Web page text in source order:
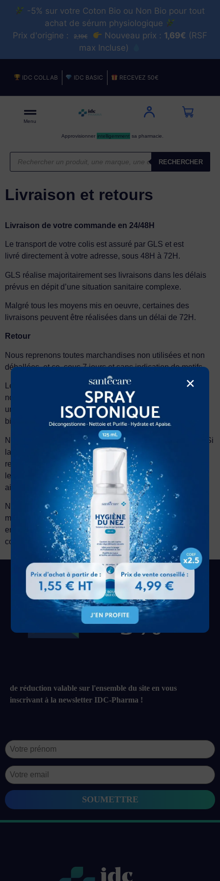
×
-5% sur votre Coton Bio ou Non Bio pour tout
achat de sérum physiologique
Prix d'origine :
2,19€ Nouveau prix : 1,69€ (RSF
max Incluse)
IDC COLLAB IDC BASIC RECEVEZ 50€
Menu
Approvisionner intelligemment sa pharmacie.
RECHERCHER
Livraison et retours
Livraison de votre commande en 24/48H
Le transport de votre colis est assuré par GLS et est
livré directement à votre adresse, sous 48H à 72H.
GLS réalise majoritairement ses livraisons dans les délais
prévus en dépit d’une situation sanitaire complexe.
Malgré tous les moyens mis en oeuvre, certaines des
livraisons peuvent être réalisées dans un délai de 72H.
Retour
Nous reprenons toutes marchandises non utilisées et non
déballées, et ce, sous 7 jours et sans indication de motifs.
Le client nous contacte par e-mail ou par téléphone pour
nous signaler le retour. Nous nous chargeons d’appeler
un transporteur pour retirer le colis. Nous vous prions de
bien vouloir emballer solidement le produit.
Nous refusons tout envoi qui nous est adressé en port dû. Si
la marchandise est retournée en bonne et due forme, nous
remboursons le montant de la facture, auquel sont déduits
les frais d’envois, les frais pour l’emballage, l’assurance
ainsi que tout frais engagé par nos soins.
Nous nous réservons expressément le droit d’imputer le
montant du remboursement par des créances de notre part
en votre faveur et nous les déduirons sur une prochaine
commande.
Recevez
5%
de réduction valable sur l'ensemble du site en vous
inscrivant à la newsletter IDC-Pharma !